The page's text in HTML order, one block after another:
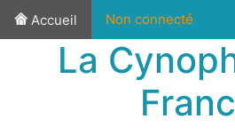
Accueil Non connecté
La